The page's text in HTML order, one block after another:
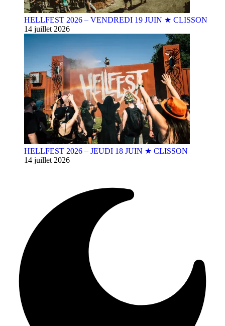
HELLFEST 2026 – VENDREDI 19 JUIN ★ CLISSON
14 juillet 2026
HELLFEST 2026 – JEUDI 18 JUIN ★ CLISSON
14 juillet 2026